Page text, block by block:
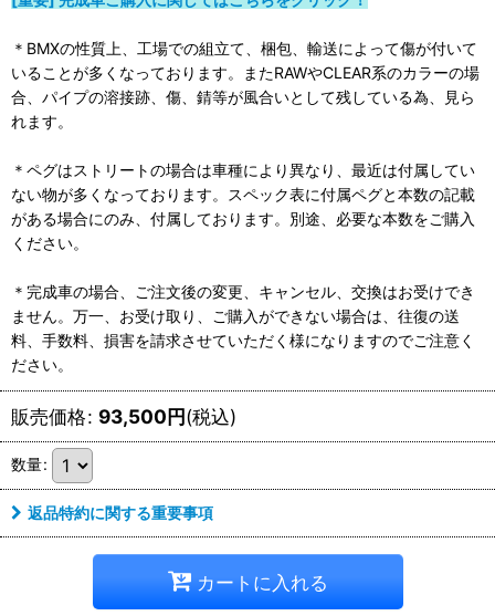
＊BMXの性質上、工場での組立て、梱包、輸送によって傷が付いて
いることが多くなっております。またRAWやCLEAR系のカラーの場
合、パイプの溶接跡、傷、錆等が風合いとして残している為、見ら
れます。
＊ペグはストリートの場合は車種により異なり、最近は付属してい
ない物が多くなっております。スペック表に付属ペグと本数の記載
がある場合にのみ、付属しております。別途、必要な本数をご購入
ください。
＊完成車の場合、ご注文後の変更、キャンセル、交換はお受けでき
ません。万一、お受け取り、ご購入ができない場合は、往復の送
料、手数料、損害を請求させていただく様になりますのでご注意く
ださい。
販売価格: 93,500円(税込)
数量:
返品特約に関する重要事項
カートに入れる